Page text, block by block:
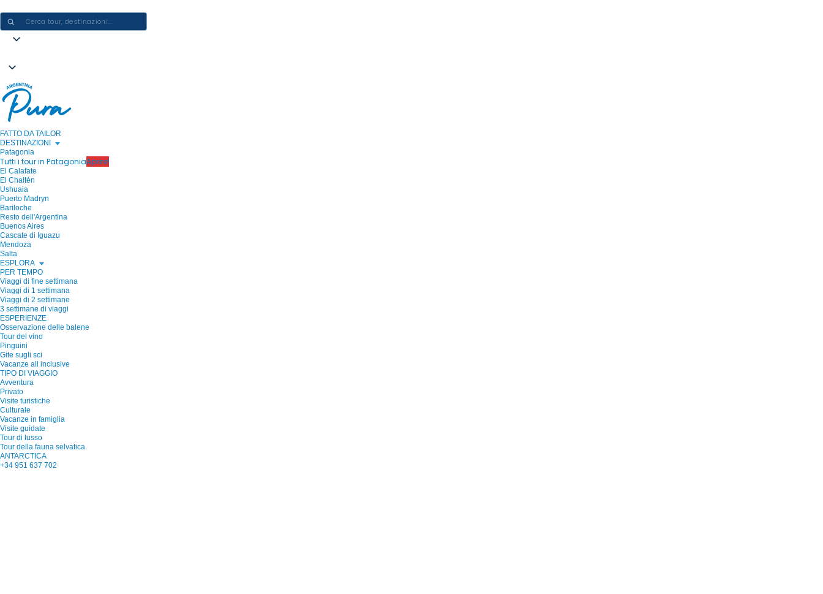
FATTO DA TAILOR
DESTINAZIONI
Patagonia
Tutti i tour in PatagoniaAprire!
El Calafate
El Chaltén
Ushuaia
Puerto Madryn
Bariloche
Resto dell'Argentina
Buenos Aires
Cascate di Iguazu
Mendoza
Salta
ESPLORA
PER TEMPO
Viaggi di fine settimana
Viaggi di 1 settimana
Viaggi di 2 settimane
3 settimane di viaggi
ESPERIENZE
Osservazione delle balene
Tour del vino
Pinguini
Gite sugli sci
Vacanze all inclusive
TIPO DI VIAGGIO
Avventura
Privato
Visite turistiche
Culturale
Vacanze in famiglia
Visite guidate
Tour di lusso
Tour della fauna selvatica
ANTARCTICA
+34 951 637 702